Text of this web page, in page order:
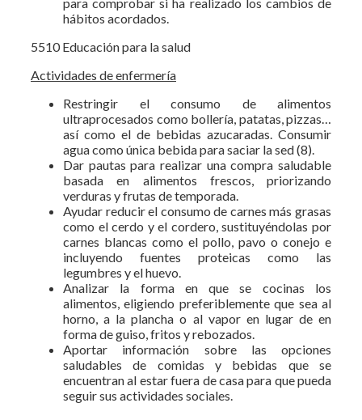
hábitos acordados.
5510 Educación para la salud
Actividades de enfermería
Restringir el consumo de alimentos
ultraprocesados como bollería, patatas, pizzas…
así como el de bebidas azucaradas. Consumir
agua como única bebida para saciar la sed (8).
Dar pautas para realizar una compra saludable
basada en alimentos frescos, priorizando
verduras y frutas de temporada.
Ayudar reducir el consumo de carnes más grasas
como el cerdo y el cordero, sustituyéndolas por
carnes blancas como el pollo, pavo o conejo e
incluyendo fuentes proteicas como las
legumbres y el huevo.
Analizar la forma en que se cocinas los
alimentos, eligiendo preferiblemente que sea al
horno, a la plancha o al vapor en lugar de en
forma de guiso, fritos y rebozados.
Aportar información sobre las opciones
saludables de comidas y bebidas que se
encuentran al estar fuera de casa para que pueda
seguir sus actividades sociales.